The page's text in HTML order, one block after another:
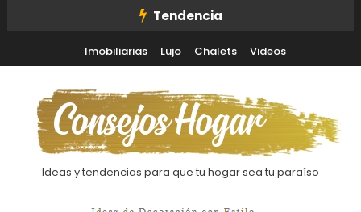
Tendencia
Imobiliarias Lujo Chalets Videos
Ideas y tendencias para que tu hogar sea tu paraíso